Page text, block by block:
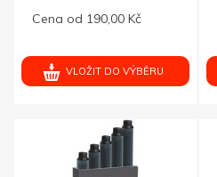
Cena od 190,00 Kč
VLOŽIT DO VÝBĚRU